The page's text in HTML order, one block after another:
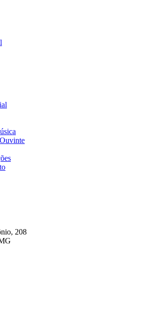
208